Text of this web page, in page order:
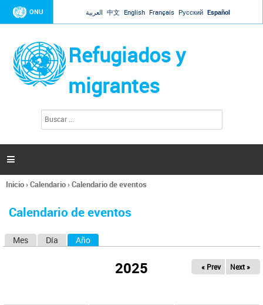
Jump to navigation
ONU العربية 中文 English Français Русский Español
Refugiados y
migrantes
l
s

Se
usted
Inicio›Calendario›Calendario de eventos
Calendario de eventos
Mes Día Año
2025 « Prev Next »